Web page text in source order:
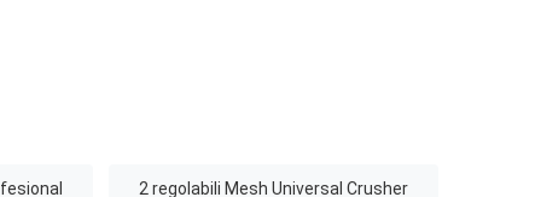
2 regolabili Mesh Universal Crusher